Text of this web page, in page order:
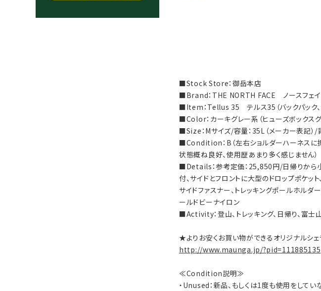
■Stock Store：御岳本店
■Brand：THE NORTH FACE ノースフェイ
■Item：Tellus 35 テルス35（バックパック、
■Color：カーキグレー系（ヒューズボックス
■Size：Mサイズ/容量：35L（メーカー表記）
■Condition：B（左右ショルダーハーネスに
状態概ね良好、使用歴あまり多く感じません）
■Details：参考定価：25,850円/日帰りから
付、サイドとフロントに大型のドロップポケッ
サイドファスナー、トレッキングポールホル
ールドビーナイロン
■Activity：登山、トレッキング、日帰り、富士
★よりお安くお買い物ができるオリジナルシ
http://www.maunga.jp/?pid=111885135
≪Condition説明≫
・Unused：新品、もしくは1度も使用をしてい